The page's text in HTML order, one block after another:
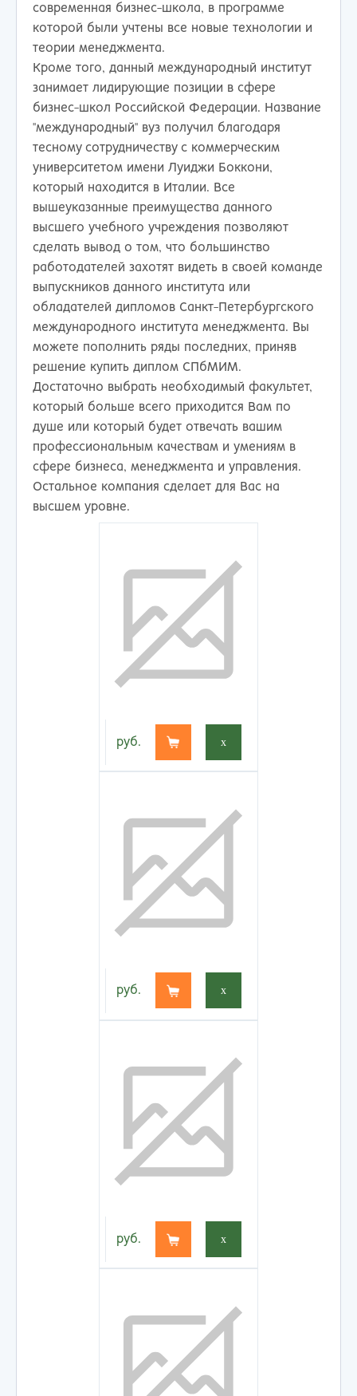
современная бизнес-школа, в программе
которой были учтены все новые технологии и
теории менеджмента.
Кроме того, данный международный институт
занимает лидирующие позиции в сфере
бизнес-школ Российской Федерации. Название
"международный" вуз получил благодаря
тесному сотрудничеству с коммерческим
университетом имени Луиджи Боккони,
который находится в Италии. Все
вышеуказанные преимущества данного
высшего учебного учреждения позволяют
сделать вывод о том, что большинство
работодателей захотят видеть в своей команде
выпускников данного института или
обладателей дипломов Санкт-Петербургского
международного института менеджмента. Вы
можете пополнить ряды последних, приняв
решение купить диплом СПбМИМ.
Достаточно выбрать необходимый факультет,
который больше всего приходится Вам по
душе или который будет отвечать вашим
профессиональным качествам и умениям в
сфере бизнеса, менеджмента и управления.
Остальное компания сделает для Вас на
высшем уровне.
руб. x
руб. x
руб. x